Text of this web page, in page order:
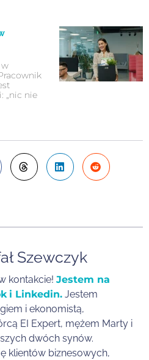
w
„nic nie
Szewczyk
kontakcie! Jestem na
i Linkedin. Jestem
i ekonomistą,
EI Expert, mężem Marty i
dwóch synów.
klientów biznesowych,